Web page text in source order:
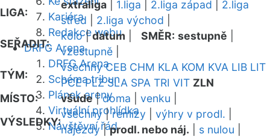
Kariéra
Redakce webu
DRFG Arena
DRFG Arena
Schéma tribun
Plánek areny
Virtuální prohlídka
Návštěvní řád
LIGA:
extraliga 1.liga 2.liga západ
2.liga
střed
2.liga východ
SEŘADIT:
kolo|datum SMĚR: sestupně
vzestupně
TÝM:
všechny CEB CHM KLA KOM KVA LIB LIT
PCE PLZ SLA SPA TRI VIT ZLN
MÍSTO:
všude|doma venku
VÝSLEDKY:
všechny|remízy výhry v prodl.
nájezdy|prodl. nebo náj. s nulou